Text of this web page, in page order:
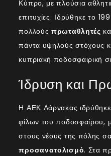
Κύπρο, με πλούσια
επιτυχίες. Ιδρύθηκε το
πολλούςπρωταθλητές
πάντα υψηλούς στόχους
κυπριακή ποδοσφαιρική
Ίδρυση και
Η ΑΕΚ Λάρνακας
φίλων του ποδοσφαίρου,
στους νέους της πόλης
προσανατολισμό. Στα